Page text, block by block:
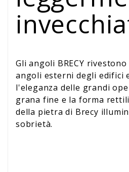
Gli angoli BRECY
angoli esterni degli edifici
l'eleganza delle grandi
grana fine e la forma
della pietra di Brecy
sobrietà.